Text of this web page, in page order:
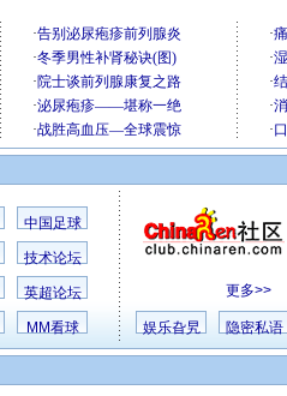
中国足球
技术论坛
英超论坛
MM看球
更多>>
娱乐旮旯 隐密私语